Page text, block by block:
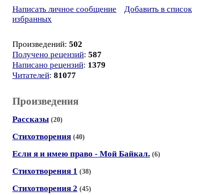
Написать личное сообщение
Добавить в список
избранных
Произведений: 502
Получено рецензий: 587
Написано рецензий: 1379
Читателей: 81077
Произведения
Рассказы (20)
Стихотворения (40)
Если я и имею право - Мой Байкал. (6)
Стихотворения 1 (38)
Стихотворения 2 (45)